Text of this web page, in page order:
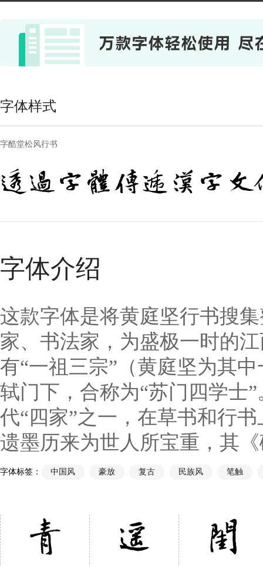
字体样式
字酷堂松风行书
透過字體傳遞漢字文
字体介绍
这款字体是将黄庭坚行书搜
家、书法家，为盛极一时的
有“一祖三宗”（黄庭坚为其
轼门下，合称为“苏门四学士
代“四家”之一，在草书和行
遗墨历来为世人所宝重，其
字体标签： 中国风 豪放 复古 民族风 笔触
青
遥
閨